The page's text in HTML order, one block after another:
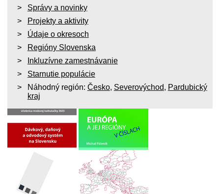
Správy a novinky
Projekty a aktivity
Údaje o okresoch
Regióny Slovenska
Inkluzívne zamestnávanie
Starnutie populácie
Náhodný región: Česko, Severovýchod, Pardubický
kraj